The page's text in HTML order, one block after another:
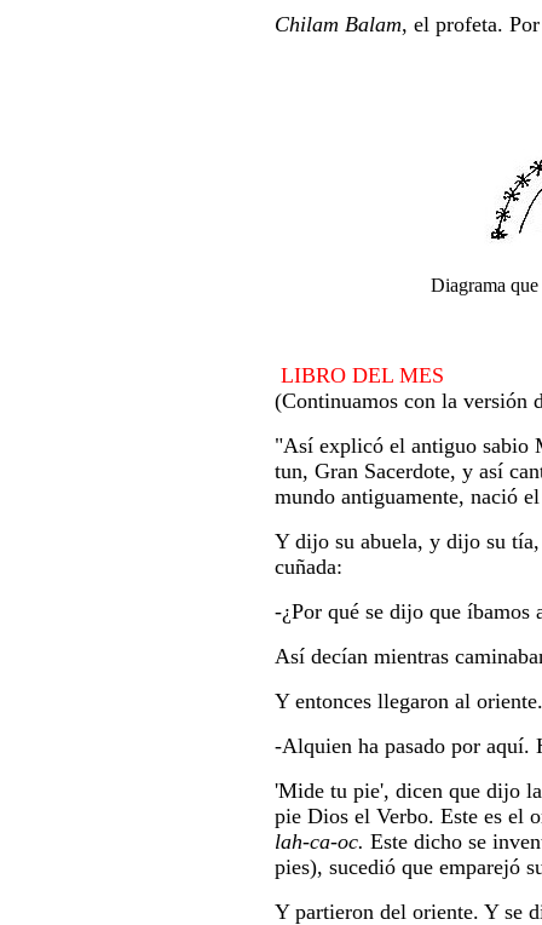
Chilam Balam, el profeta.
Diagrama
LIBRO DEL MES
(Continuamos con la versión
"Así explicó el antiguo sabio
tun, Gran Sacerdote, y así
mundo antiguamente, nació
Y dijo su abuela, y dijo su
cuñada:
-¿Por qué se dijo que íbamos
Así decían mientras
Y entonces llegaron al
-Alquien ha pasado por aquí.
'Mide tu pie', dicen que dijo
pie Dios el Verbo. Este es el
lah-ca-oc. Este dicho se
pies), sucedió que emparejó
Y partieron del oriente. Y se